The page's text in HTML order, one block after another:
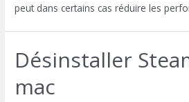
peut dans certains cas réduire les
Désinstaller
mac